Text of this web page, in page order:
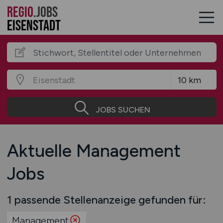
REGIO.JOBS
Eisenstadt
JOBS SUCHEN
Aktuelle Management
Jobs
1 passende Stellenanzeige gefunden für:
Management